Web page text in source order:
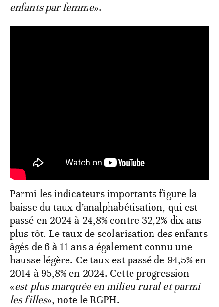
enfants par femme».
Parmi les indicateurs importants figure la
baisse du taux d’analphabétisation, qui est
passé en 2024 à 24,8% contre 32,2% dix ans
plus tôt. Le taux de scolarisation des enfants
âgés de 6 à 11 ans a également connu une
hausse légère. Ce taux est passé de 94,5% en
2014 à 95,8% en 2024. Cette progression
«est plus marquée en milieu rural et parmi
les filles», note le RGPH.